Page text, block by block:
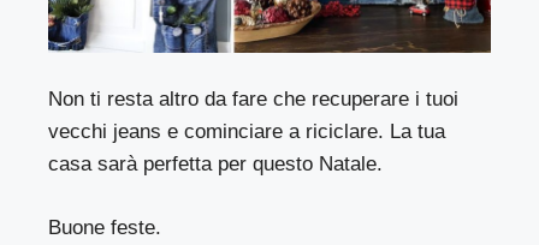
Non ti resta altro da fare che recuperare i tuoi
vecchi jeans e cominciare a riciclare. La tua
casa sarà perfetta per questo Natale.
Buone feste.